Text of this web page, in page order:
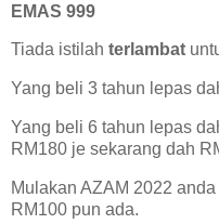
EMAS 999
Tiada istilah terlambat
Yang beli 3 tahun lepas
Yang beli 6 tahun lepas
RM180 je sekarang dah
Mulakan AZAM 2022
RM100 pun ada.